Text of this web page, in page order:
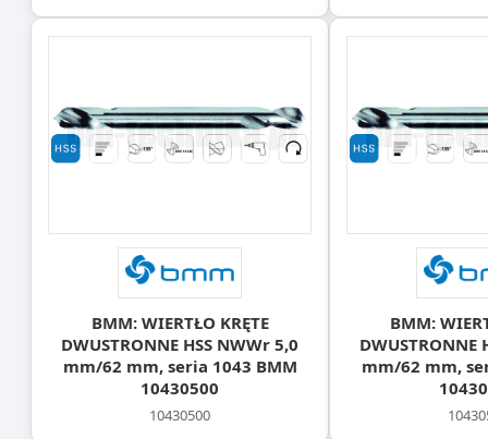
BMM: WIERTŁO KRĘTE
DWUSTRONNE HSS NWWr 5,0
mm/62 mm, seria 1043 BMM
10430500
10430500
BMM:
DWUSTRONNE
mm/62 mm,